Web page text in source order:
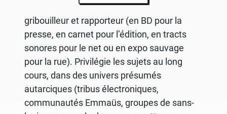
gribouilleur et rapporteur (en BD pour la
presse, en carnet pour l’édition, en tracts
sonores pour le net ou en expo sauvage
pour la rue). Privilégie les sujets au long
cours, dans des univers présumés
autarciques (tribus électroniques,
communautés Emmaüs, groupes de sans-